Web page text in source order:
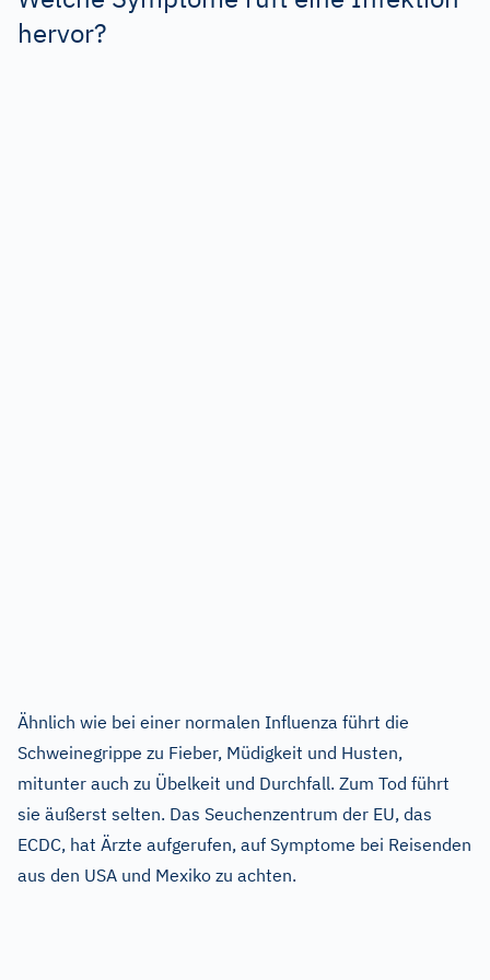
hervor?
Ähnlich wie bei einer normalen Influenza führt die
Schweinegrippe zu Fieber, Müdigkeit und Husten,
mitunter auch zu Übelkeit und Durchfall. Zum Tod führt
sie äußerst selten. Das Seuchenzentrum der EU, das
ECDC, hat Ärzte aufgerufen, auf Symptome bei Reisenden
aus den USA und Mexiko zu achten.